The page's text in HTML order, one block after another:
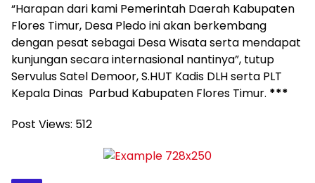
“Harapan dari kami Pemerintah Daerah Kabupaten
Flores Timur, Desa Pledo ini akan berkembang
dengan pesat sebagai Desa Wisata serta mendapat
kunjungan secara internasional nantinya”, tutup
Servulus Satel Demoor, S.HUT Kadis DLH serta PLT
Kepala Dinas Parbud Kabupaten Flores Timur. ***
Post Views: 512